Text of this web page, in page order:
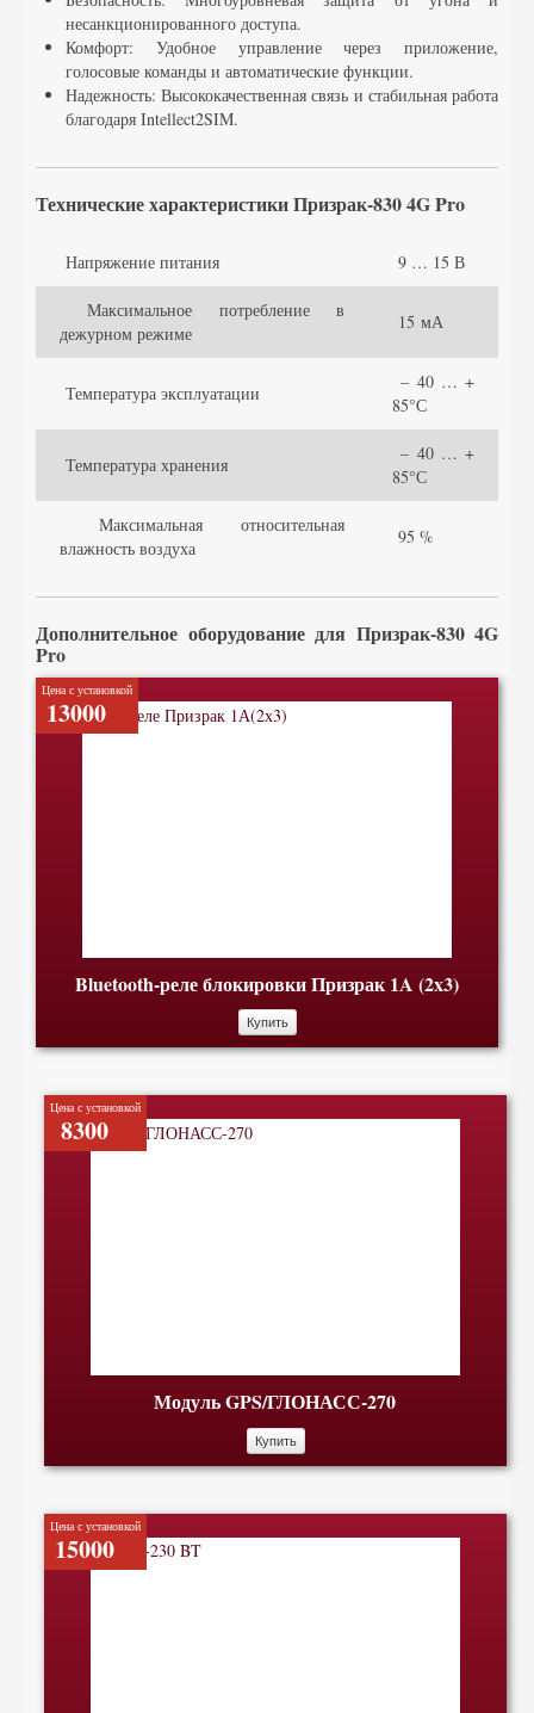
несанкционированного доступа.
Комфорт: Удобное управление через приложение,
голосовые команды и автоматические функции.
Надежность: Высококачественная связь и стабильная работа
благодаря Intellect2SIM.
Технические характеристики Призрак-830 4G Pro
Напряжение питания 9 … 15 В
Максимальное потребление в
дежурном режиме
15 мА
Температура эксплуатации
– 40 … +
85°С
Температура хранения
– 40 … +
85°С
Максимальная относительная
влажность воздуха
95 %
Дополнительное оборудование для Призрак-830 4G
Pro
Цена с установкой
13000
Bluetooth-реле блокировки Призрак 1A (2x3)
Купить
Цена с установкой
8300
Модуль GPS/ГЛОНАСС-270
Купить
Цена с установкой
15000